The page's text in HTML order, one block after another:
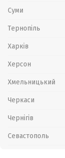
Суми
Тернопіль
Харків
Херсон
Хмельницький
Черкаси
Чернігів
Севастополь